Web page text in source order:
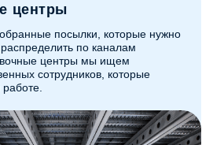
центры
посылки, которые нужно
по каналам
центры мы ищем
сотрудников, которые
работе.